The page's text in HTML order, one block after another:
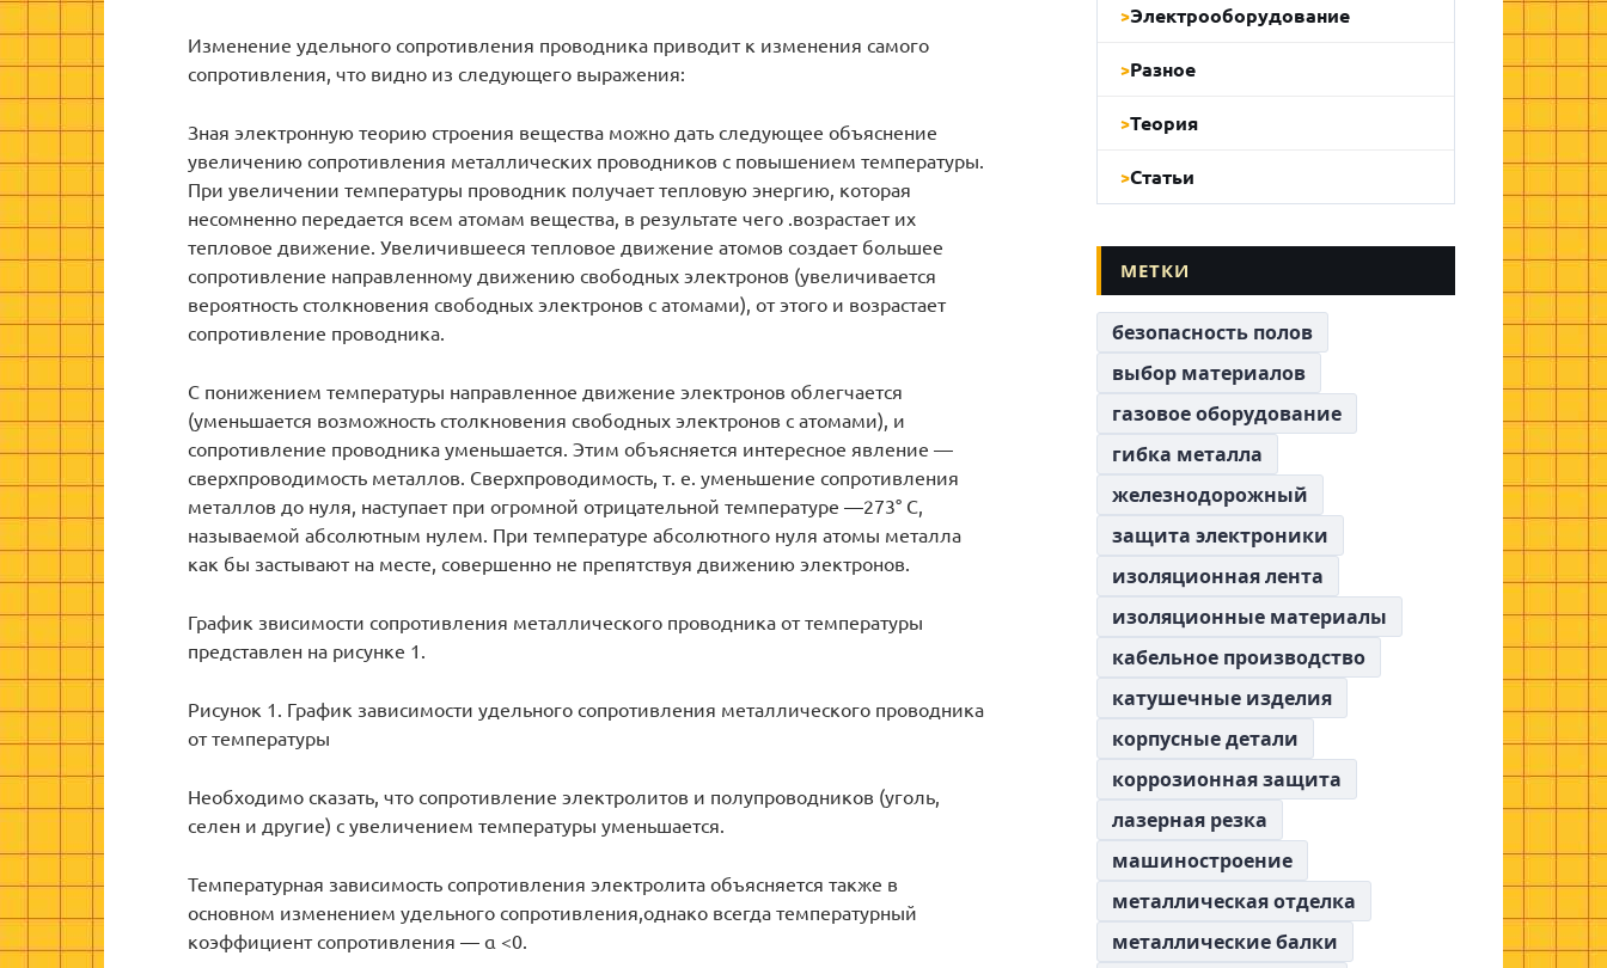
Изменение удельного сопротивления проводника приводит к изменения самого
сопротивления, что видно из следующего выражения:
Зная электронную теорию строения вещества можно дать следующее объяснение
увеличению сопротивления металлических проводников с повышением температуры.
При увеличении температуры проводник получает тепловую энергию, которая
несомненно передается всем атомам вещества, в результате чего .возрастает их
тепловое движение. Увеличившееся тепловое движение атомов создает большее
сопротивление направленному движению свободных электронов (увеличивается
вероятность столкновения свободных электронов с атомами), от этого и возрастает
сопротивление проводника.
С понижением температуры направленное движение электронов облегчается
(уменьшается возможность столкновения свободных электронов с атомами), и
сопротивление проводника уменьшается. Этим объясняется интересное явление —
сверхпроводимость металлов. Сверхпроводимость, т. е. уменьшение сопротивления
металлов до нуля, наступает при огромной отрицательной температуре —273° С,
называемой абсолютным нулем. При температуре абсолютного нуля атомы металла
как бы застывают на месте, совершенно не препятствуя движению электронов.
График звисимости сопротивления металлического проводника от температуры
представлен на рисунке 1.
Рисунок 1. График зависимости удельного сопротивления металлического проводника
от температуры
Необходимо сказать, что сопротивление электролитов и полупроводников (уголь,
селен и другие) с увеличением температуры уменьшается.
Температурная зависимость сопротивления электролита объясняется также в
основном изменением удельного сопротивления,однако всегда температурный
коэффициент сопротивления — α <0.
Электрооборудование
Разное
Теория
Статьи
МЕТКИ
безопасность полов
выбор материалов
газовое оборудование
гибка металла
железнодорожный
защита электроники
изоляционная лента
изоляционные материалы
кабельное производство
катушечные изделия
корпусные детали
коррозионная защита
лазерная резка
машиностроение
металлическая отделка
металлические балки